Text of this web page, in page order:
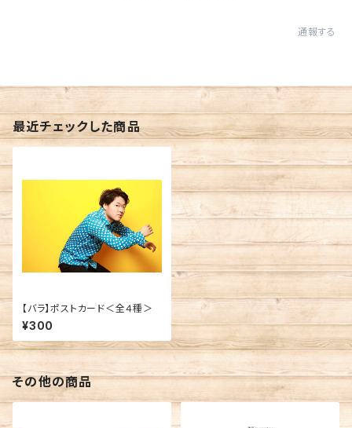
通報する
最近チェックした商品
【バラ】ポストカード＜全４種＞
¥300
その他の商品